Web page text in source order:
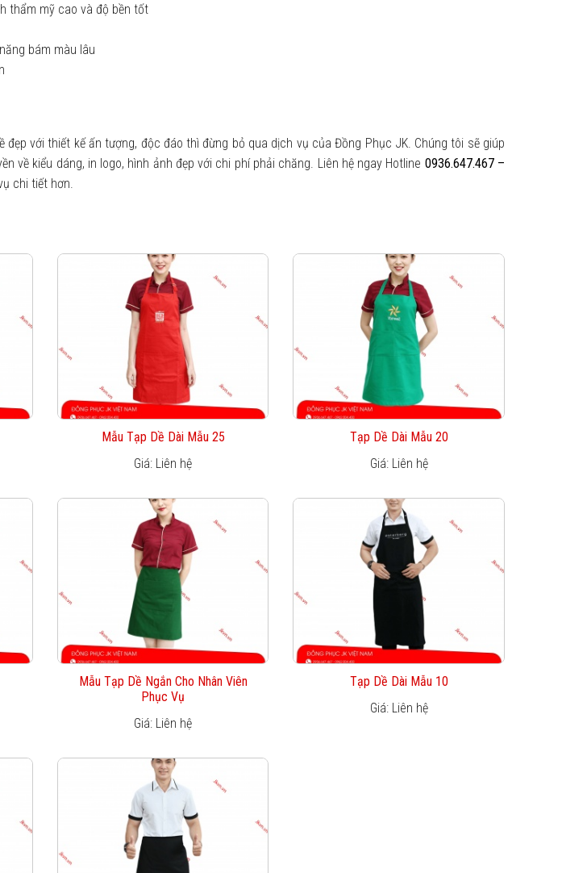
thẩm mỹ cao và độ bền tốt
bám màu lâu
đẹp với thiết kế ấn tượng, độc đáo thì đừng bỏ qua dịch vụ của Đồng Phục JK. Chúng tôi sẽ giúp
về kiểu dáng, in logo, hình ảnh đẹp với chi phí phải chăng. Liên hệ ngay Hotline 0936.647.467 –
chi tiết hơn.
Mẫu Tạp Dề Dài Mẫu 25
Giá: Liên hệ
Tạp Dề Dài Mẫu 20
Giá: Liên hệ
Mẫu Tạp Dề Ngắn Cho Nhân Viên
Phục Vụ
Giá: Liên hệ
Tạp Dề Dài Mẫu 10
Giá: Liên hệ